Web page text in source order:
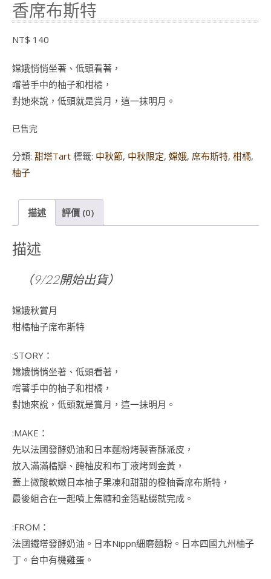
香席布斯特
NT$ 140
嫦娥悄悄坐著、低頭看著，
嚐著手中的柚子和柑橘，
對她來說，低頭就是賞月，這一抹明月。
已售完
分類: 甜塔Tart 標籤: 中秋節, 中秋限定, 嫦娥, 席布斯特, 柑橘,
柚子
描述 評價 (0)
描述
（9/22開始出貨）
嫦娥秋賞月
柑橘柚子席布斯特
:STORY：
嫦娥悄悄坐著、低頭看著，
嚐著手中的柚子和柑橘，
對她來說，低頭就是賞月，這一抹明月。
:MAKE：
先以法國發酵奶油和日本麵粉烤製香酥派皮，
放入滿滿橘瓣、醃柚皮和布丁液烤到金黃，
蓋上微酸軟嫩日本柚子果凍和甜甜的橙柚香席布斯特，
最後組合在一起噴上焦糖和金箔點綴就完成。
:FROM：
法國鐵塔發酵奶油。日本Nippn細磨麵粉。日本四國九州柚子
丁。台中有機雞蛋。